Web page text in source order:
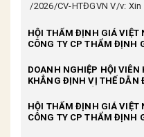
/2026/CV-HTĐGVN V/v: Xin
HỘI THẨM ĐỊNH GIÁ VIỆT
CÔNG TY CP THẨM ĐỊNH
DOANH NGHIỆP HỘI
KHẲNG ĐỊNH VỊ THẾ DẪN
TRONG CẢ NƯỚC CỦA BỘ
HỘI THẨM ĐỊNH GIÁ VIỆT
CÔNG TY CP THẨM ĐỊNH